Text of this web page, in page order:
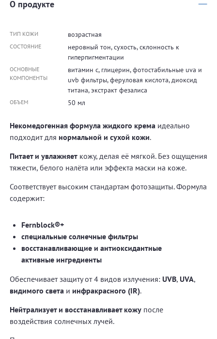
О продукте
ТИП КОЖИ возрастная
СОСТОЯНИЕ
неровный тон, сухость, склонность к
гиперпигментации
ОСНОВНЫЕ
КОМПОНЕНТЫ
витамин с, глицерин, фотостабильные uva и
uvb фильтры, феруловая кислота, диоксид
титана, экстракт фезалиса
ОБЪЕМ 50 мл
Некомедогенная формула жидкого крема идеально
подходит для нормальной и сухой кожи.
Питает и увлажняет кожу, делая её мягкой. Без ощущения
тяжести, белого налёта или эффекта маски на коже.
Соответствует высоким стандартам фотозащиты. Формула
содержит:
Fernblock®+
специальные солнечные фильтры
восстанавливающие и антиоксидантные
активные ингредиенты
Обеспечивает защиту от 4 видов излучения: UVB, UVA,
видимого света и инфракрасного (IR).
Нейтрализует и восстанавливает кожу после
воздействия солнечных лучей.